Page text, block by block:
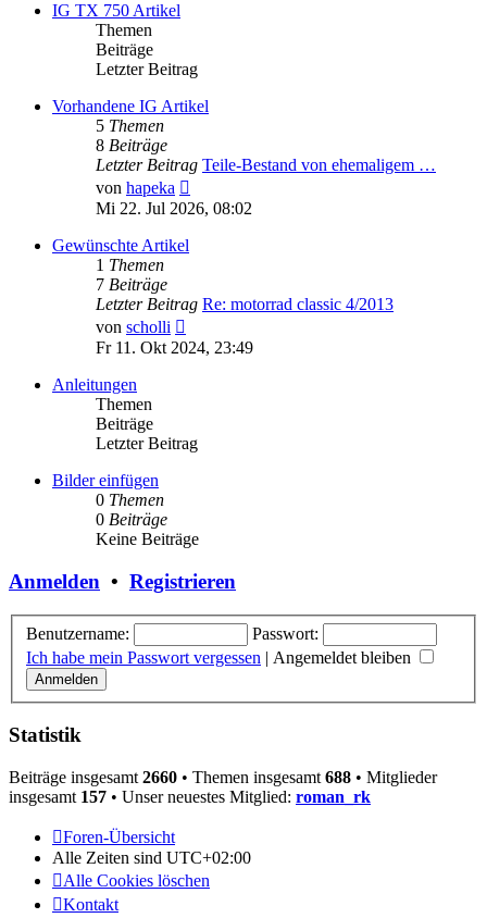
IG TX 750 Artikel
Themen
Beiträge
Letzter Beitrag
Vorhandene IG Artikel
5 Themen
8 Beiträge
Letzter Beitrag Teile-Bestand von ehemaligem …
von hapeka
Beitrag
Mi 22. Jul 2026, 08:02
Gewünschte Artikel
1 Themen
7 Beiträge
Letzter Beitrag Re: motorrad classic 4/2013
von scholli
Beitrag
Fr 11. Okt 2024, 23:49
Anleitungen
Themen
Beiträge
Letzter Beitrag
Bilder einfügen
0 Themen
0 Beiträge
Keine Beiträge
Anmelden • Registrieren
Benutzername:
Passwort:
Ich habe mein Passwort vergessen | Angemeldet bleiben
Statistik
Beiträge insgesamt 2660 • Themen insgesamt 688 • Mitglieder
insgesamt 157 • Unser neuestes Mitglied: roman_rk
Foren-Übersicht
Alle Zeiten sind UTC+02:00
Alle Cookies löschen
Kontakt